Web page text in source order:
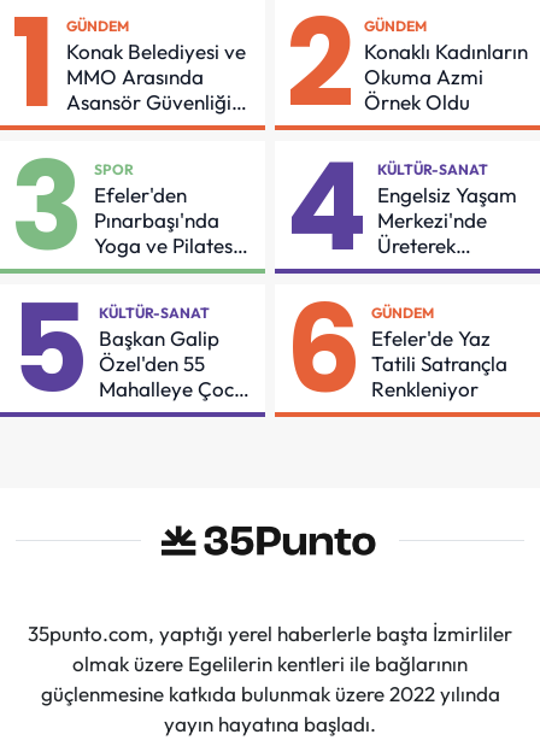
1 GÜNDEM
Konak Belediyesi ve
MMO Arasında
Asansör Güvenliği
İçin Önemli Protokol
2 GÜNDEM
Konaklı Kadınların
Okuma Azmi
Örnek Oldu
3 SPOR
Efeler'den
Pınarbaşı'nda
Yoga ve Pilates
Buluşması
4 KÜLTÜR-SANAT
Engelsiz Yaşam
Merkezi'nde
Üreterek
Güçleniyorlar
5 KÜLTÜR-SANAT
Başkan Galip
Özel'den 55
Mahalleye Çocuk
Şenliği
6 GÜNDEM
Efeler'de Yaz
Tatili Satrançla
Renkleniyor
35punto.com, yaptığı yerel haberlerle başta İzmirliler
olmak üzere Egelilerin kentleri ile bağlarının
güçlenmesine katkıda bulunmak üzere 2022 yılında
yayın hayatına başladı.